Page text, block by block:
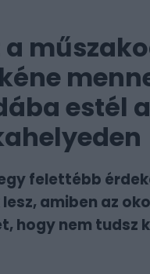
a
estél a
felettébb
amiben az
hogy nem tudsz